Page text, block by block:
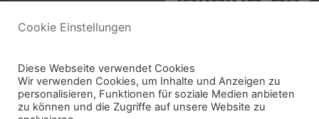
Exklusiv – Aufregend –
Eroluna Events
Cookie Einstellungen
Diese Webseite verwendet Cookies
Wir verwenden Cookies, um Inhalte und Anzeigen zu
personalisieren, Funktionen für soziale Medien anbieten
zu können und die Zugriffe auf unsere Website zu